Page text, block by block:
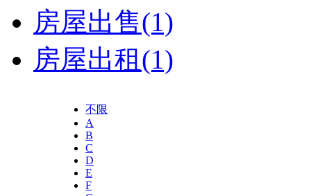
房屋出售(1)
房屋出租(1)
不限
A
B
C
D
E
F